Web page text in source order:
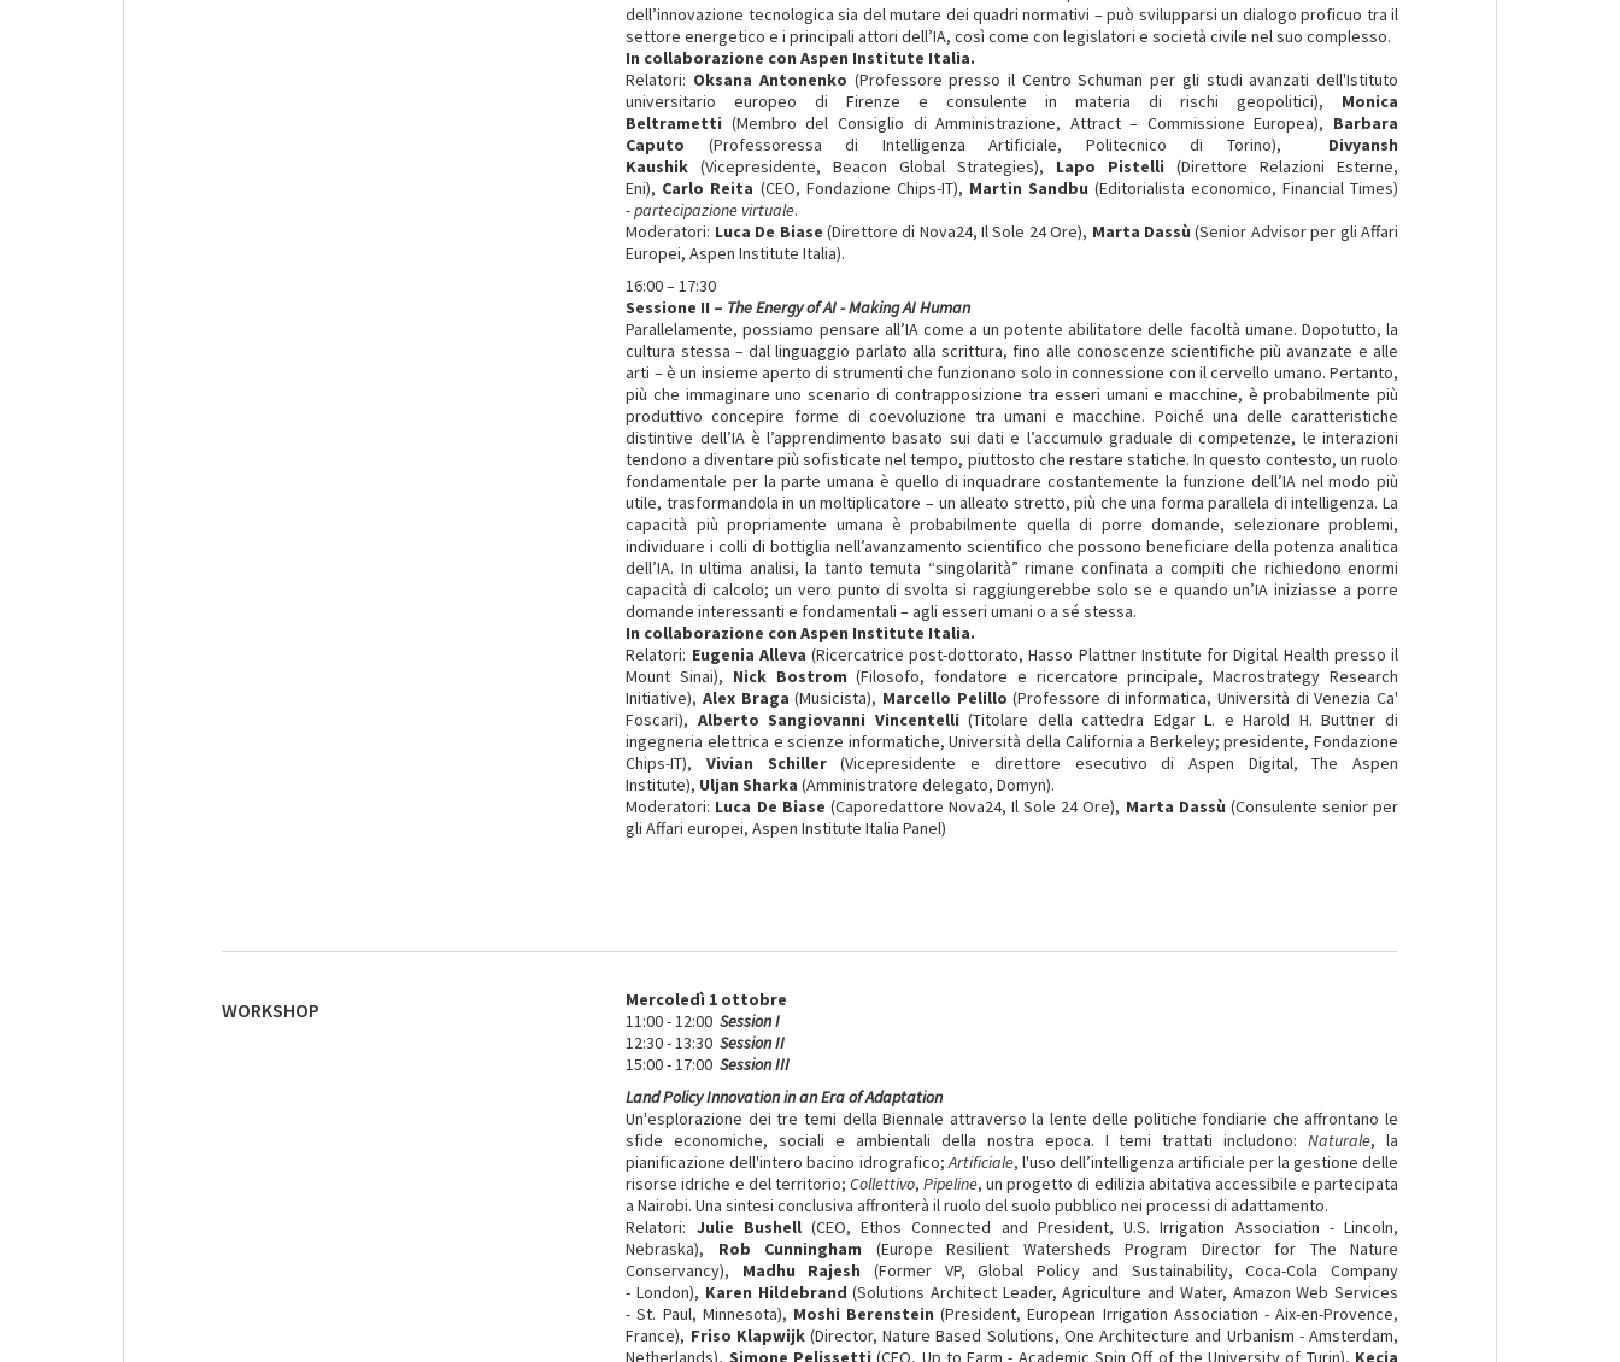
dell’innovazione tecnologica sia del mutare dei quadri normativi – può svilupparsi un dialogo proficuo tra il
settore energetico e i principali attori dell’IA, così come con legislatori e società civile nel suo complesso.
In collaborazione con Aspen Institute Italia.
Relatori: Oksana Antonenko (Professore presso il Centro Schuman per gli studi avanzati dell'Istituto
universitario europeo di Firenze e consulente in materia di rischi geopolitici), Monica
Beltrametti (Membro del Consiglio di Amministrazione, Attract – Commissione Europea), Barbara
Caputo (Professoressa di Intelligenza Artificiale, Politecnico di Torino), Divyansh
Kaushik (Vicepresidente, Beacon Global Strategies), Lapo Pistelli (Direttore Relazioni Esterne,
Eni), Carlo Reita (CEO, Fondazione Chips-IT), Martin Sandbu (Editorialista economico, Financial Times)
-partecipazione virtuale.
Moderatori: Luca De Biase (Direttore di Nova24, Il Sole 24 Ore), Marta Dassù (Senior Advisor per gli Affari
Europei, Aspen Institute Italia).
16:00 – 17:30
Sessione II – The Energy of AI - Making AI Human
Parallelamente, possiamo pensare all’IA come a un potente abilitatore delle facoltà umane. Dopotutto, la
cultura stessa – dal linguaggio parlato alla scrittura, fino alle conoscenze scientifiche più avanzate e alle
arti – è un insieme aperto di strumenti che funzionano solo in connessione con il cervello umano. Pertanto,
più che immaginare uno scenario di contrapposizione tra esseri umani e macchine, è probabilmente più
produttivo concepire forme di coevoluzione tra umani e macchine. Poiché una delle caratteristiche
distintive dell’IA è l’apprendimento basato sui dati e l’accumulo graduale di competenze, le interazioni
tendono a diventare più sofisticate nel tempo, piuttosto che restare statiche. In questo contesto, un ruolo
fondamentale per la parte umana è quello di inquadrare costantemente la funzione dell’IA nel modo più
utile, trasformandola in un moltiplicatore – un alleato stretto, più che una forma parallela di intelligenza. La
capacità più propriamente umana è probabilmente quella di porre domande, selezionare problemi,
individuare i colli di bottiglia nell’avanzamento scientifico che possono beneficiare della potenza analitica
dell’IA. In ultima analisi, la tanto temuta “singolarità” rimane confinata a compiti che richiedono enormi
capacità di calcolo; un vero punto di svolta si raggiungerebbe solo se e quando un’IA iniziasse a porre
domande interessanti e fondamentali – agli esseri umani o a sé stessa.
In collaborazione con Aspen Institute Italia.
Relatori: Eugenia Alleva (Ricercatrice post-dottorato, Hasso Plattner Institute for Digital Health presso il
Mount Sinai), Nick Bostrom(Filosofo, fondatore e ricercatore principale, Macrostrategy Research
Initiative), Alex Braga (Musicista), Marcello Pelillo (Professore di informatica, Università di Venezia Ca'
Foscari), Alberto Sangiovanni Vincentelli (Titolare della cattedra Edgar L. e Harold H. Buttner di
ingegneria elettrica e scienze informatiche, Università della California a Berkeley; presidente, Fondazione
Chips-IT),Vivian Schiller(Vicepresidente e direttore esecutivo di Aspen Digital, The Aspen
Institute), Uljan Sharka(Amministratore delegato, Domyn).
Moderatori: Luca De Biase (Caporedattore Nova24, Il Sole 24 Ore), Marta Dassù (Consulente senior per
gli Affari europei, Aspen Institute Italia Panel)
WORKSHOP
Mercoledì 1 ottobre
11:00 - 12:00Session I
12:30 - 13:30Session II
15:00 - 17:00Session III
Land Policy Innovation in an Era of Adaptation
Un'esplorazione dei tre temi della Biennale attraverso la lente delle politiche fondiarie che affrontano le
sfide economiche, sociali e ambientali della nostra epoca. I temi trattati includono:Naturale, la
pianificazione dell'intero bacino idrografico;Artificiale, l'uso dell’intelligenza artificiale per la gestione delle
risorse idriche e del territorio; Collettivo,Pipeline, un progetto di edilizia abitativa accessibile e partecipata
a Nairobi. Una sintesi conclusiva affronterà il ruolo del suolo pubblico nei processi di adattamento.
Relatori: Julie Bushell(CEO, Ethos Connected and President, U.S. Irrigation Association - Lincoln,
Nebraska), Rob Cunningham
(Europe Resilient Watersheds Program Director for The Nature
Conservancy), Madhu Rajesh (Former VP, Global Policy and Sustainability, Coca-Cola Company
- London), Karen Hildebrand (Solutions Architect Leader, Agriculture and Water, Amazon Web Services
- St. Paul, Minnesota), Moshi Berenstein (President, European Irrigation Association - Aix-en-Provence,
France), Friso Klapwijk(Director, Nature Based Solutions, One Architecture and Urbanism - Amsterdam,
Netherlands), Simone Pelissetti (CEO, Up to Farm - Academic Spin Off of the University of Turin), Kecia